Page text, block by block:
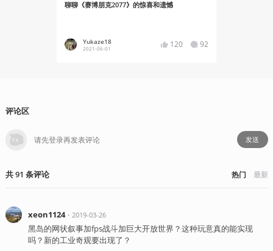
聊聊《赛博朋克2077》的惊喜和遗憾
Yukaze18
2021-06-01 120 92
评论区
发送
共91 条评论 热门 最新
xeon1124・ 2019-03-26
黑岛的网状叙事加fps战斗加巨大开放世界？这种玩意真的能实现
吗？新的工业奇观要出现了？